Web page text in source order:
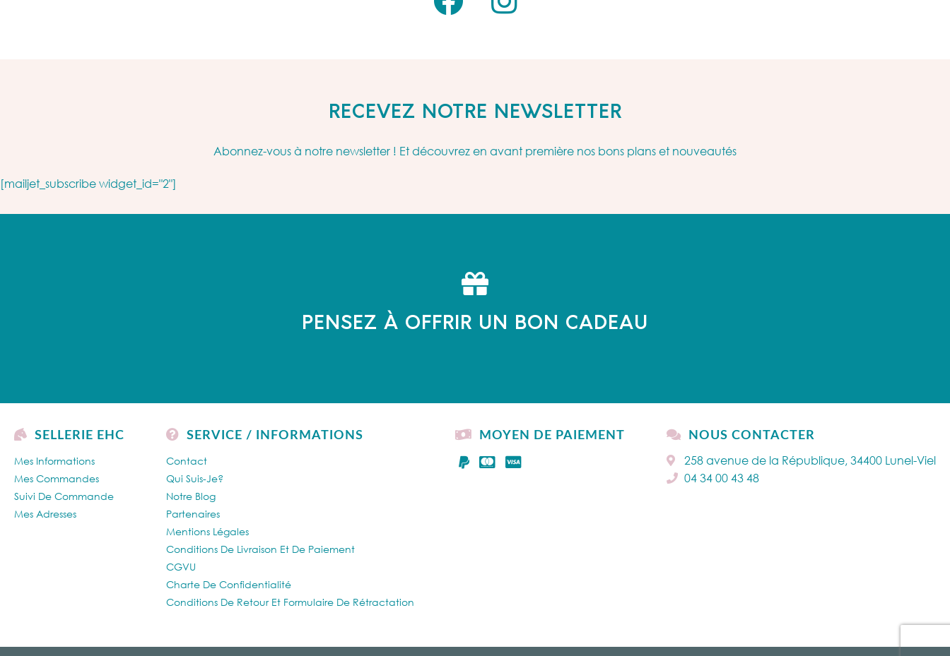
RECEVEZ NOTRE NEWSLETTER
Abonnez-vous à notre newsletter ! Et découvrez en avant première nos bons plans et nouveautés
[mailjet_subscribe widget_id="2"]
PENSEZ À OFFRIR UN BON CADEAU
SELLERIE EHC
Mes Informations
Mes Commandes
Suivi De Commande
Mes Adresses
SERVICE / INFORMATIONS
Contact
Qui Suis-Je?
Notre Blog
Partenaires
Mentions Légales
Conditions De Livraison Et De Paiement
CGVU
Charte De Confidentialité
Conditions De Retour Et Formulaire De Rétractation
MOYEN DE PAIEMENT NOUS CONTACTER
258 avenue de la République, 34400 Lunel-Viel
04 34 00 43 48